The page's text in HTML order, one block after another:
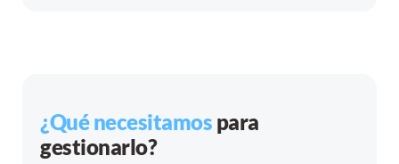
¿Qué necesitamos para
gestionarlo?